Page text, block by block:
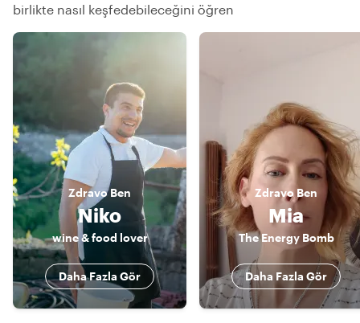
birlikte nasıl keşfedebileceğini öğren
Zdravo Ben
Niko
wine & food lover
Daha Fazla Gör
Zdravo Ben
Mia
The Energy Bomb
Daha Fazla Gör